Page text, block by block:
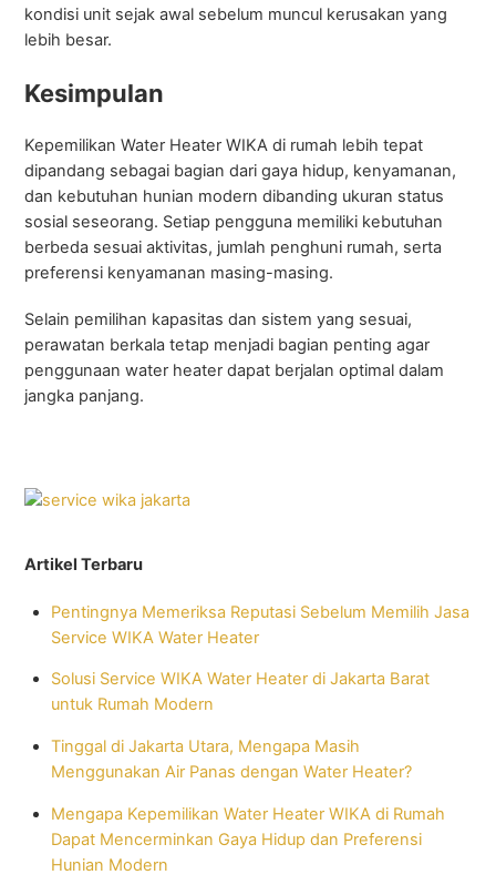
kondisi unit sejak awal sebelum muncul kerusakan yang
lebih besar.
Kesimpulan
Kepemilikan Water Heater WIKA di rumah lebih tepat
dipandang sebagai bagian dari gaya hidup, kenyamanan,
dan kebutuhan hunian modern dibanding ukuran status
sosial seseorang. Setiap pengguna memiliki kebutuhan
berbeda sesuai aktivitas, jumlah penghuni rumah, serta
preferensi kenyamanan masing-masing.
Selain pemilihan kapasitas dan sistem yang sesuai,
perawatan berkala tetap menjadi bagian penting agar
penggunaan water heater dapat berjalan optimal dalam
jangka panjang.
Artikel Terbaru
Pentingnya Memeriksa Reputasi Sebelum Memilih Jasa
Service WIKA Water Heater
Solusi Service WIKA Water Heater di Jakarta Barat
untuk Rumah Modern
Tinggal di Jakarta Utara, Mengapa Masih
Menggunakan Air Panas dengan Water Heater?
Mengapa Kepemilikan Water Heater WIKA di Rumah
Dapat Mencerminkan Gaya Hidup dan Preferensi
Hunian Modern